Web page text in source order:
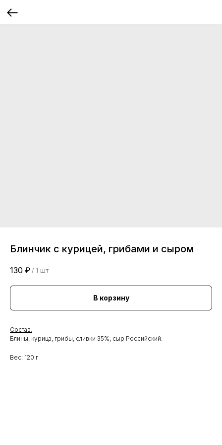
Блинчик с курицей, грибами и сыром
130 ₽ / 1 шт
В корзину
Состав:
Блины, курица, грибы, сливки 35%, сыр Российский.
Вес: 120 г